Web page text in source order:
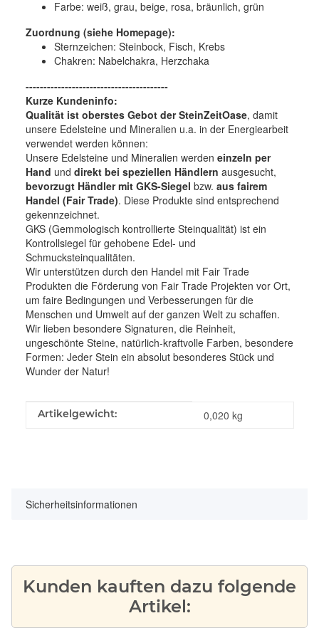
Farbe: weiß, grau, beige, rosa, bräunlich, grün
Zuordnung (siehe Homepage):
Sternzeichen: Steinbock, Fisch, Krebs
Chakren: Nabelchakra, Herzchaka
----------------------------------------
Kurze Kundeninfo:
Qualität ist oberstes Gebot der SteinZeitOase, damit
unsere Edelsteine und Mineralien u.a. in der Energiearbeit
verwendet werden können:
Unsere Edelsteine und Mineralien werden einzeln per
Hand und direkt bei speziellen Händlern ausgesucht,
bevorzugt Händler mit GKS-Siegel bzw. aus fairem
Handel (Fair Trade). Diese Produkte sind entsprechend
gekennzeichnet.
GKS (Gemmologisch kontrollierte Steinqualität) ist ein
Kontrollsiegel für gehobene Edel- und
Schmucksteinqualitäten.
Wir unterstützen durch den Handel mit Fair Trade
Produkten die Förderung von Fair Trade Projekten vor Ort,
um faire Bedingungen und Verbesserungen für die
Menschen und Umwelt auf der ganzen Welt zu schaffen.
Wir lieben besondere Signaturen, die Reinheit,
ungeschönte Steine, natürlich-kraftvolle Farben, besondere
Formen: Jeder Stein ein absolut besonderes Stück und
Wunder der Natur!
Produkteigenschaft
Wert
Artikelgewicht: 0,020 kg
Sicherheitsinformationen
Kunden kauften dazu folgende
Artikel: